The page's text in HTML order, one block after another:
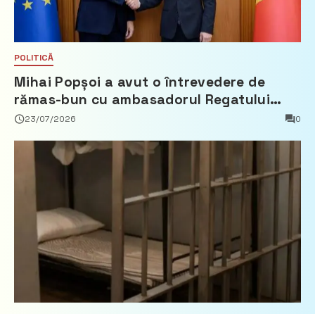
POLITICĂ
Mihai Popșoi a avut o întrevedere de
rămas-bun cu ambasadorul Regatului
Țărilor de Jos, Fred Duijn
23/07/2026 0